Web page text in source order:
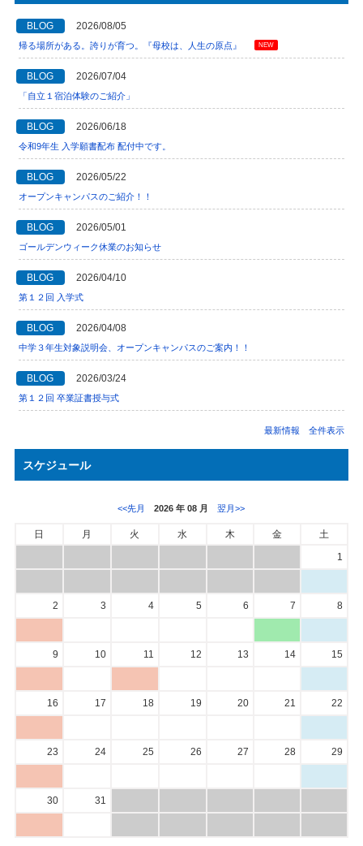
BLOG 2026/08/05
帰る場所がある。誇りが育つ。『母校は、人生の原点』 NEW
BLOG 2026/07/04
「自立１宿泊体験のご紹介」
BLOG 2026/06/18
令和9年生 入学願書配布 配付中です。
BLOG 2026/05/22
オープンキャンパスのご紹介！！
BLOG 2026/05/01
ゴールデンウィーク休業のお知らせ
BLOG 2026/04/10
第１２回 入学式
BLOG 2026/04/08
中学３年生対象説明会、オープンキャンパスのご案内！！
BLOG 2026/03/24
第１２回 卒業証書授与式
最新情報 全件表示
スケジュール
<<先月 2026 年 08 月 翌月>>
日 月 火 水 木 金
土
1
2 3 4 5 6 7 8
9 10 11 12 13 14 15
16 17 18 19 20 21 22
23 24 25 26 27 28 29
30 31